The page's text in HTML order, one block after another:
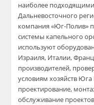
наиболее
Дальневосточного
компания «Юг-Полив»
системы капельного
используют
Израиля, Италии,
производителей,
условиям хозяйств
проектирование,
обслуживание